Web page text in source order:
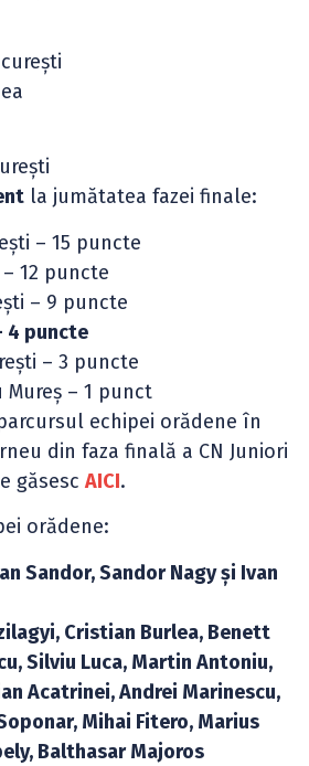
la jumătatea fazei finale:
– 15 puncte
12 puncte
– 9 puncte
4 puncte
– 3 puncte
Mureș – 1 punct
echipei orădene în
din faza finală a CN Juniori
găsesc AICI.
orădene:
Sandor, Sandor Nagy și Ivan
Cristian Burlea, Benett
Silviu Luca, Martin Antoniu,
Acatrinei, Andrei Marinescu,
Mihai Fitero, Marius
Balthasar Majoros